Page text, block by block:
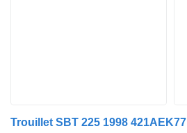
Trouillet SBT 225 1998 421AEK77